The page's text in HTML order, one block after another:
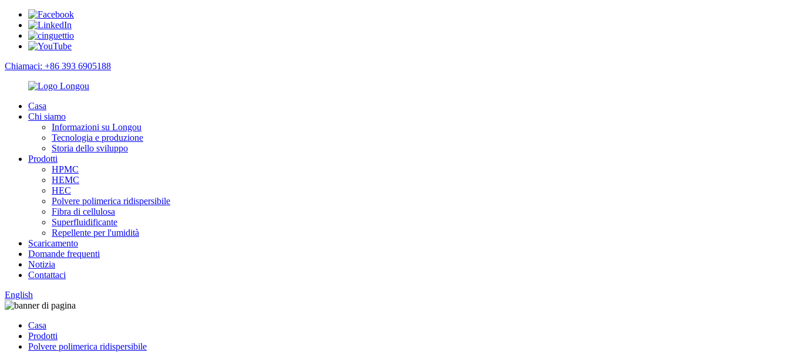
Chiamaci: +86 393 6905188
Casa
Chi siamo
Informazioni su Longou
Tecnologia e produzione
Storia dello sviluppo
Prodotti
HPMC
HEMC
HEC
Polvere polimerica ridispersibile
Fibra di cellulosa
Superfluidificante
Repellente per l'umidità
Scaricamento
Domande frequenti
Notizia
Contattaci
English
Casa
Prodotti
Polvere polimerica ridispersibile